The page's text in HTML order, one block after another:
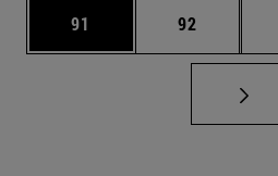
Página
91 Página
92